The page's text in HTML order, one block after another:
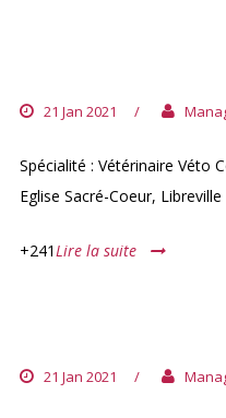
21 Jan 2021 /
Spécialité : Vétérinaire Véto
Eglise Sacré-Coeur,
+241 Lire la suite
21 Jan 2021 /